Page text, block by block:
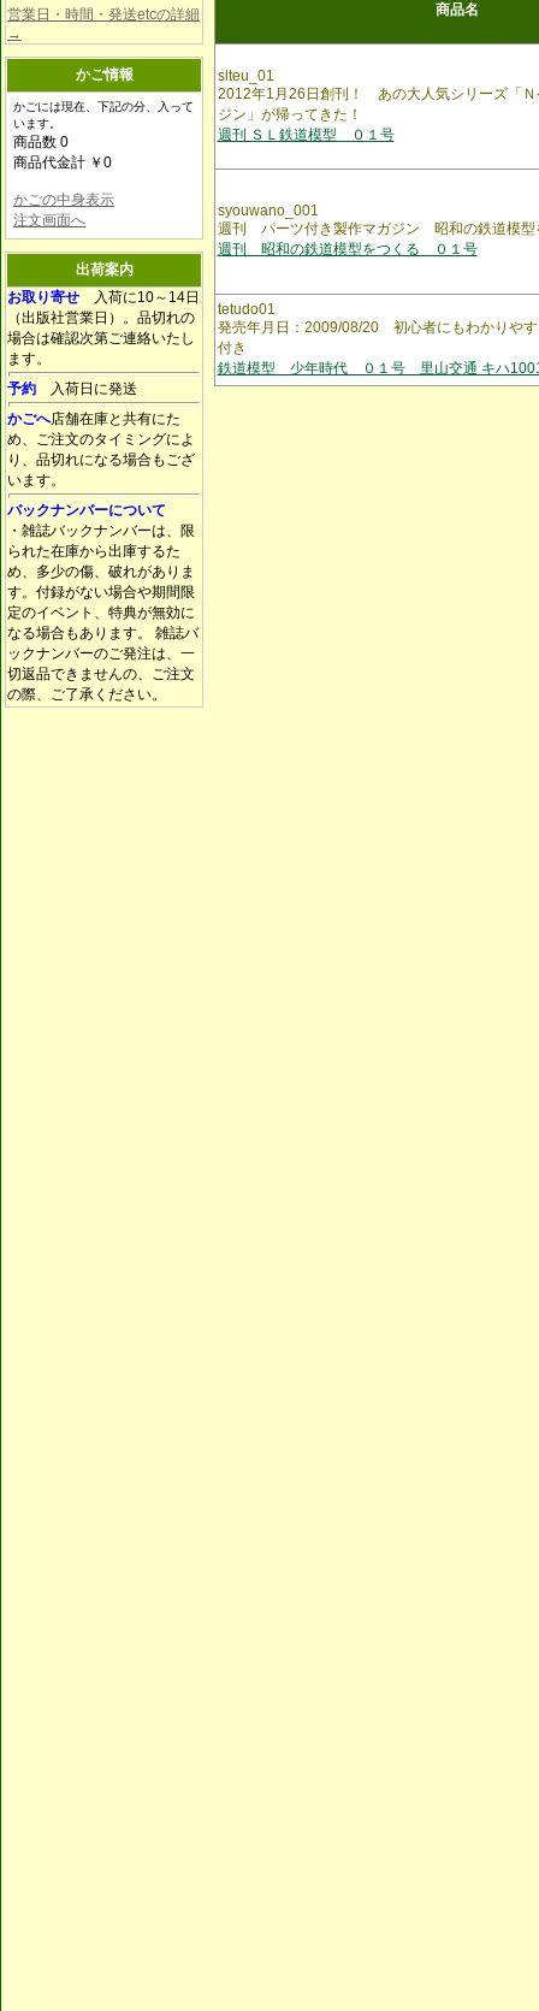
営業日・時間・発送etcの詳細
→
かご情報
かごには現在、下記の分、入って
います。
商品数 0
商品代金計 ￥0
かごの中身表示
注文画面へ
出荷案内
お取り寄せ 入荷に10～14日
（出版社営業日）。品切れの
場合は確認次第ご連絡いたし
ます。
予約 入荷日に発送
かごへ店舗在庫と共有にた
め、ご注文のタイミングによ
り、品切れになる場合もござ
います。
バックナンバーについて
・雑誌バックナンバーは、限
られた在庫から出庫するた
め、多少の傷、破れがありま
す。付録がない場合や期間限
定のイベント、特典が無効に
なる場合もあります。 雑誌バ
ックナンバーのご発注は、一
切返品できませんの、ご注文
の際、ご了承ください。
商品名
slteu_01
2012年1月26日創刊！ あの大人気シリーズ「Ｎ
ジン」が帰ってきた！
週刊 ＳＬ鉄道模型 ０１号
syouwano_001
週刊 パーツ付き製作マガジン 昭和の鉄道模型
週刊 昭和の鉄道模型をつくる ０１号
tetudo01
発売年月日：2009/08/20 初心者にもわかりや
付き
鉄道模型 少年時代 ０１号 里山交通 キハ